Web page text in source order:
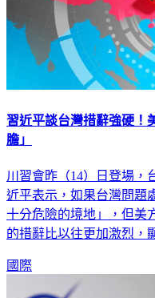
習近平談台灣措辭強硬！
膽」
川習會昨（14）日登場，
近平表示，如果台灣問題
十分危險的境地」，但美
的措辭比以往更加激烈，
國際